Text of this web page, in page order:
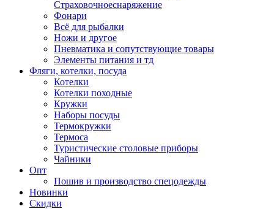
Страховочноеснаряжение
Фонари
Всё для рыбалки
Ножи и другое
Пневматика и сопутствующие товары
Элементы питания и тд
Фляги, котелки, посуда
Котелки
Котелки походные
Кружки
Наборы посуды
Термокружки
Термоса
Туристические столовые приборы
Чайники
Опт
Пошив и производство спецодежды
Новинки
Скидки